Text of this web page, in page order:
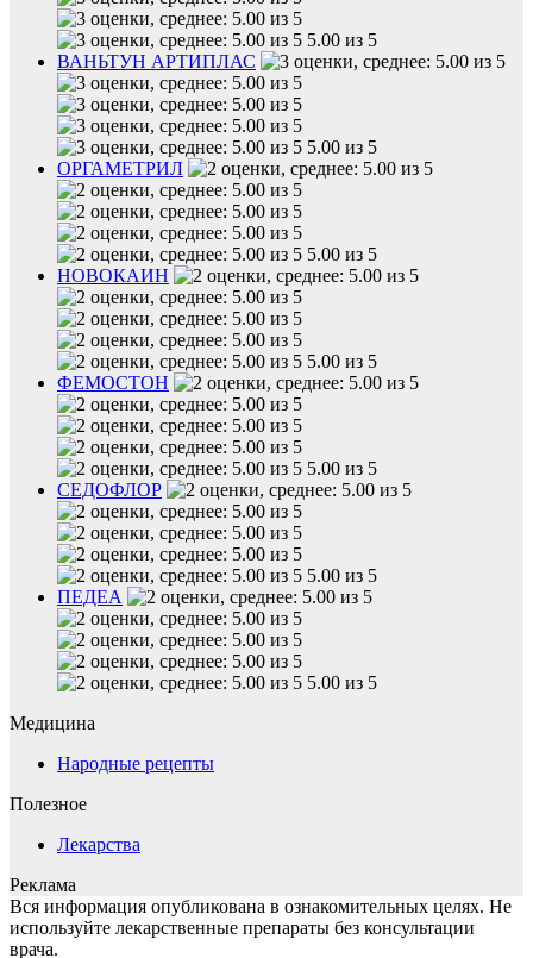
5.00 из 5
ВАНЬТУН АРТИПЛАС
5.00 из 5
ОРГАМЕТРИЛ
5.00 из 5
НОВОКАИН
5.00 из 5
ФЕМОСТОН
5.00 из 5
СЕДОФЛОР
5.00 из 5
ПЕДЕА
5.00 из 5
Медицина
Народные рецепты
Полезное
Лекарства
Реклама
Вся информация опубликована в ознакомительных целях. Не
используйте лекарственные препараты без консультации
врача.